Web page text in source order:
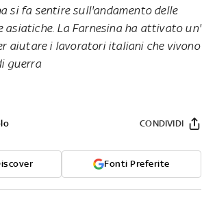
si fa sentire sull'andamento delle
asiatiche. La Farnesina ha attivato un'
aiutare i lavoratori italiani che vivono
guerra
Fonti Preferite
CONDIVIDI